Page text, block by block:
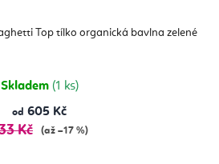
Top tílko organická bavlna zelené
Skladem (1 ks)
od 605 Kč
Kč (až –17 %)